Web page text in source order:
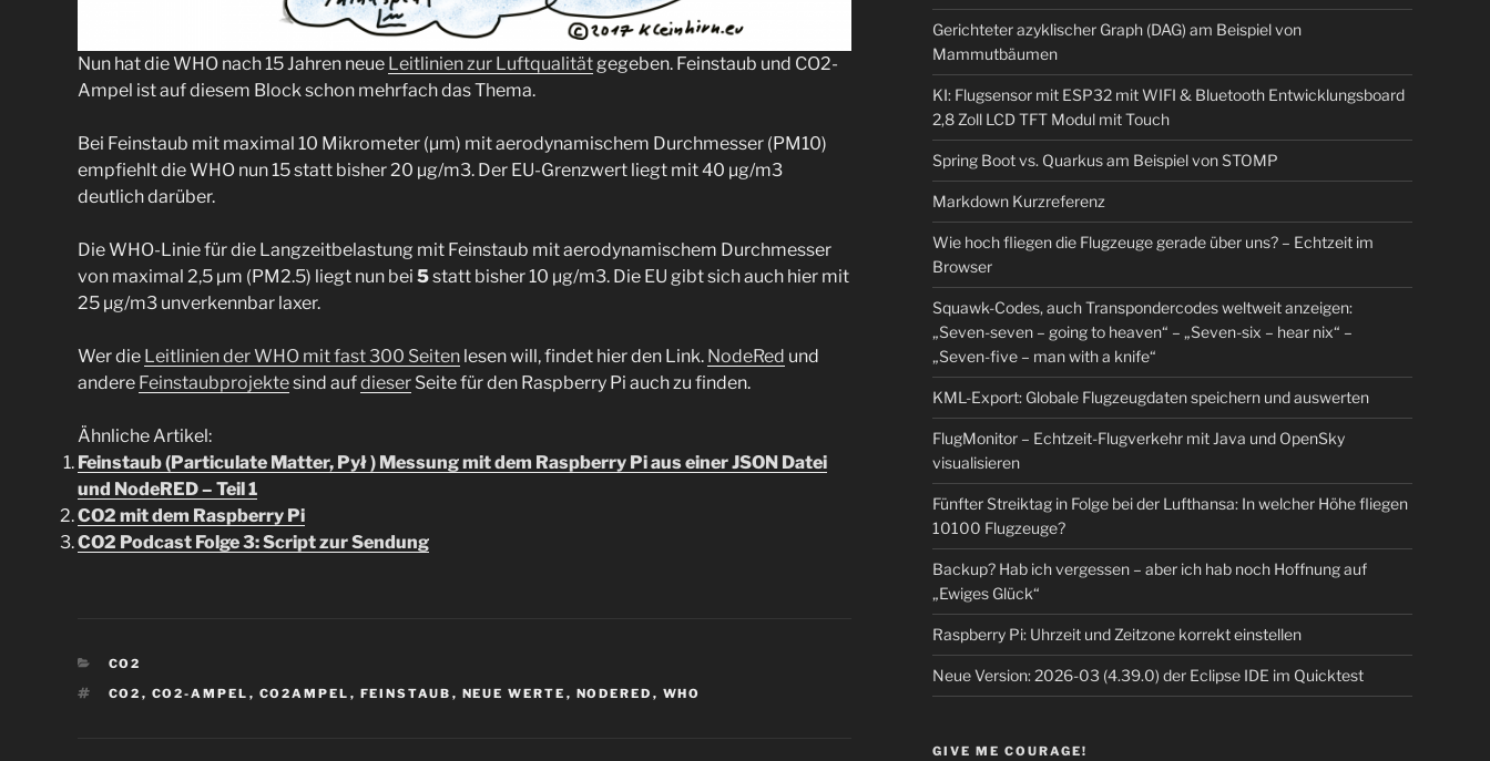
Nun hat die WHO nach 15 Jahren neue Leitlinien zur Luftqualitätgegeben. Feinstaub und CO2-
Ampel ist auf diesem Block schon mehrfach das Thema.
Bei Feinstaub mit maximal 10 Mikrometer (µm) mit aerodynamischem Durchmesser (PM10)
empfiehlt die WHO nun 15 statt bisher 20 µg/m3. Der EU-Grenzwert liegt mit 40 µg/m3
deutlich darüber.
Die WHO-Linie für die Langzeitbelastung mit Feinstaub mit aerodynamischem Durchmesser
von maximal 2,5 µm (PM2.5) liegt nun bei 5statt bisher 10 µg/m3. Die EU gibt sich auch hier mit
25 µg/m3 unverkennbar laxer.
Wer die Leitlinien der WHO mit fast 300 Seiten lesen will, findet hier den Link. NodeRed und
andere Feinstaubprojektesind aufdieser Seite für den Raspberry Pi auch zu finden.
Ähnliche Artikel:
Feinstaub (Particulate Matter, Pył ) Messung mit dem Raspberry Pi aus einer JSON Datei
und NodeRED – Teil 1
CO2 mit dem Raspberry Pi
CO2 Podcast Folge 3: Script zur Sendung
KATEGORIEN
CO2
SCHLAGWÖRTER
CO2 , CO2-AMPEL , CO2AMPEL , FEINSTAUB , NEUE WERTE , NODERED , WHO
Gerichteter azyklischer Graph (DAG) am Beispiel von
Mammutbäumen
KI: Flugsensor mit ESP32 mit WIFI & Bluetooth Entwicklungsboard
2,8 Zoll LCD TFT Modul mit Touch
Spring Boot vs. Quarkus am Beispiel von STOMP
Markdown Kurzreferenz
Wie hoch fliegen die Flugzeuge gerade über uns? – Echtzeit im
Browser
Squawk-Codes, auch Transpondercodes weltweit anzeigen:
„Seven-seven – going to heaven“ – „Seven-six – hear nix“ –
„Seven-five – man with a knife“
KML-Export: Globale Flugzeugdaten speichern und auswerten
FlugMonitor – Echtzeit-Flugverkehr mit Java und OpenSky
visualisieren
Fünfter Streiktag in Folge bei der Lufthansa: In welcher Höhe fliegen
10100 Flugzeuge?
Backup? Hab ich vergessen – aber ich hab noch Hoffnung auf
„Ewiges Glück“
Raspberry Pi: Uhrzeit und Zeitzone korrekt einstellen
Neue Version: 2026-03 (4.39.0) der Eclipse IDE im Quicktest
GIVE ME COURAGE!